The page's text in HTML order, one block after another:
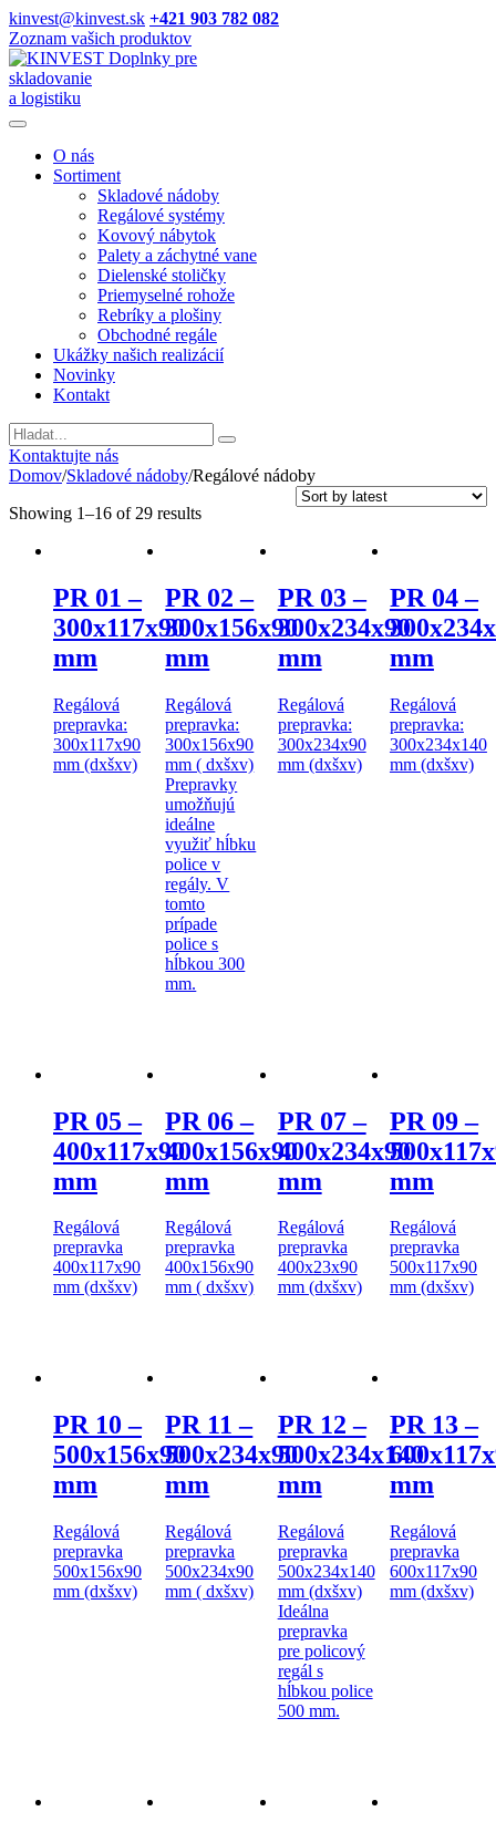
kinvest@kinvest.sk +421 903 782 082
Zoznam vašich produktov
Doplnky pre
skladovanie
a logistiku
O nás
Sortiment
Skladové nádoby
Regálové systémy
Kovový nábytok
Palety a záchytné vane
Dielenské stoličky
Priemyselné rohože
Rebríky a plošiny
Obchodné regále
Ukážky našich realizácií
Novinky
Kontakt
Vyhladavanie
Kontaktujte nás
Domov/Skladové nádoby/Regálové nádoby
Showing 1–16 of 29 results
PR 01 –
300x117x90
mm
Regálová
prepravka:
300x117x90
mm (dxšxv)
PR 02 –
300x156x90
mm
Regálová
prepravka:
300x156x90
mm ( dxšxv)
Prepravky
umožňujú
ideálne
využiť hĺbku
police v
regály. V
tomto
prípade
police s
hĺbkou 300
mm.
PR 03 –
300x234x90
mm
Regálová
prepravka:
300x234x90
mm (dxšxv)
PR 04 –
mm
Regálová
prepravka:
300x234x140
mm (dxšxv)
PR 05 –
400x117x90
mm
Regálová
prepravka
400x117x90
mm (dxšxv)
PR 06 –
400x156x90
mm
Regálová
prepravka
400x156x90
mm ( dxšxv)
PR 07 –
400x234x90
mm
Regálová
prepravka
400x23x90
mm (dxšxv)
PR 09 –
mm
Regálová
prepravka
500x117x90
mm (dxšxv)
PR 10 –
500x156x90
mm
Regálová
prepravka
500x156x90
mm (dxšxv)
PR 11 –
500x234x90
mm
Regálová
prepravka
500x234x90
mm ( dxšxv)
PR 12 –
500x234x140
mm
Regálová
prepravka
500x234x140
mm (dxšxv)
Ideálna
prepravka
pre policový
regál s
hĺbkou police
500 mm.
PR 13 –
mm
Regálová
prepravka
600x117x90
mm (dxšxv)